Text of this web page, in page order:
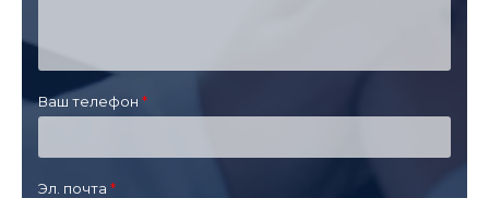
Ваш телефон
Эл. почта